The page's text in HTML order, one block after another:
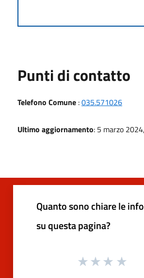
Punti di contatto
Telefono Comune :035.571026
Ultimo aggiornamento: 5 marzo
Quanto sono chiare le
su questa pagina?